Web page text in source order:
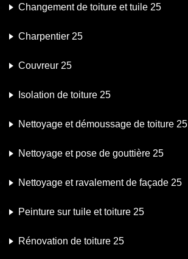
Changement de toiture et tuile 25
Charpentier 25
Couvreur 25
Isolation de toiture 25
Nettoyage et démoussage de toiture 25
Nettoyage et pose de gouttière 25
Nettoyage et ravalement de façade 25
Peinture sur tuile et toiture 25
Rénovation de toiture 25